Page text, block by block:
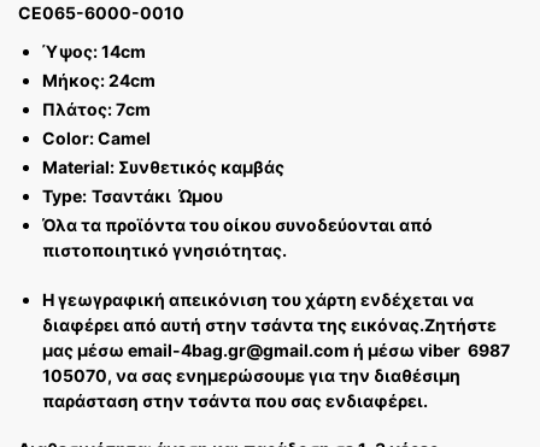
CE065-6000-0010
Ύψος: 14cm
Μήκος: 24cm
Πλάτος: 7cm
Color: Camel
Material: Συνθετικός καμβάς
Type: Τσαντάκι Ώμου
Όλα τα προϊόντα του οίκου συνοδεύονται από
πιστοποιητικό γνησιότητας.
Η γεωγραφική απεικόνιση του χάρτη ενδέχεται να
διαφέρει από αυτή στην τσάντα της εικόνας.Ζητήστε
μας μέσω email-4bag.gr@gmail.com ή μέσω viber 6987
105070, να σας ενημερώσουμε για την διαθέσιμη
παράσταση στην τσάντα που σας ενδιαφέρει.